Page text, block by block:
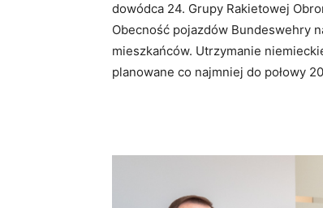
dowódca 24. Grupy Rakietowej
Obecność pojazdów Bundeswehry
mieszkańców. Utrzymanie
planowane co najmniej do połowy